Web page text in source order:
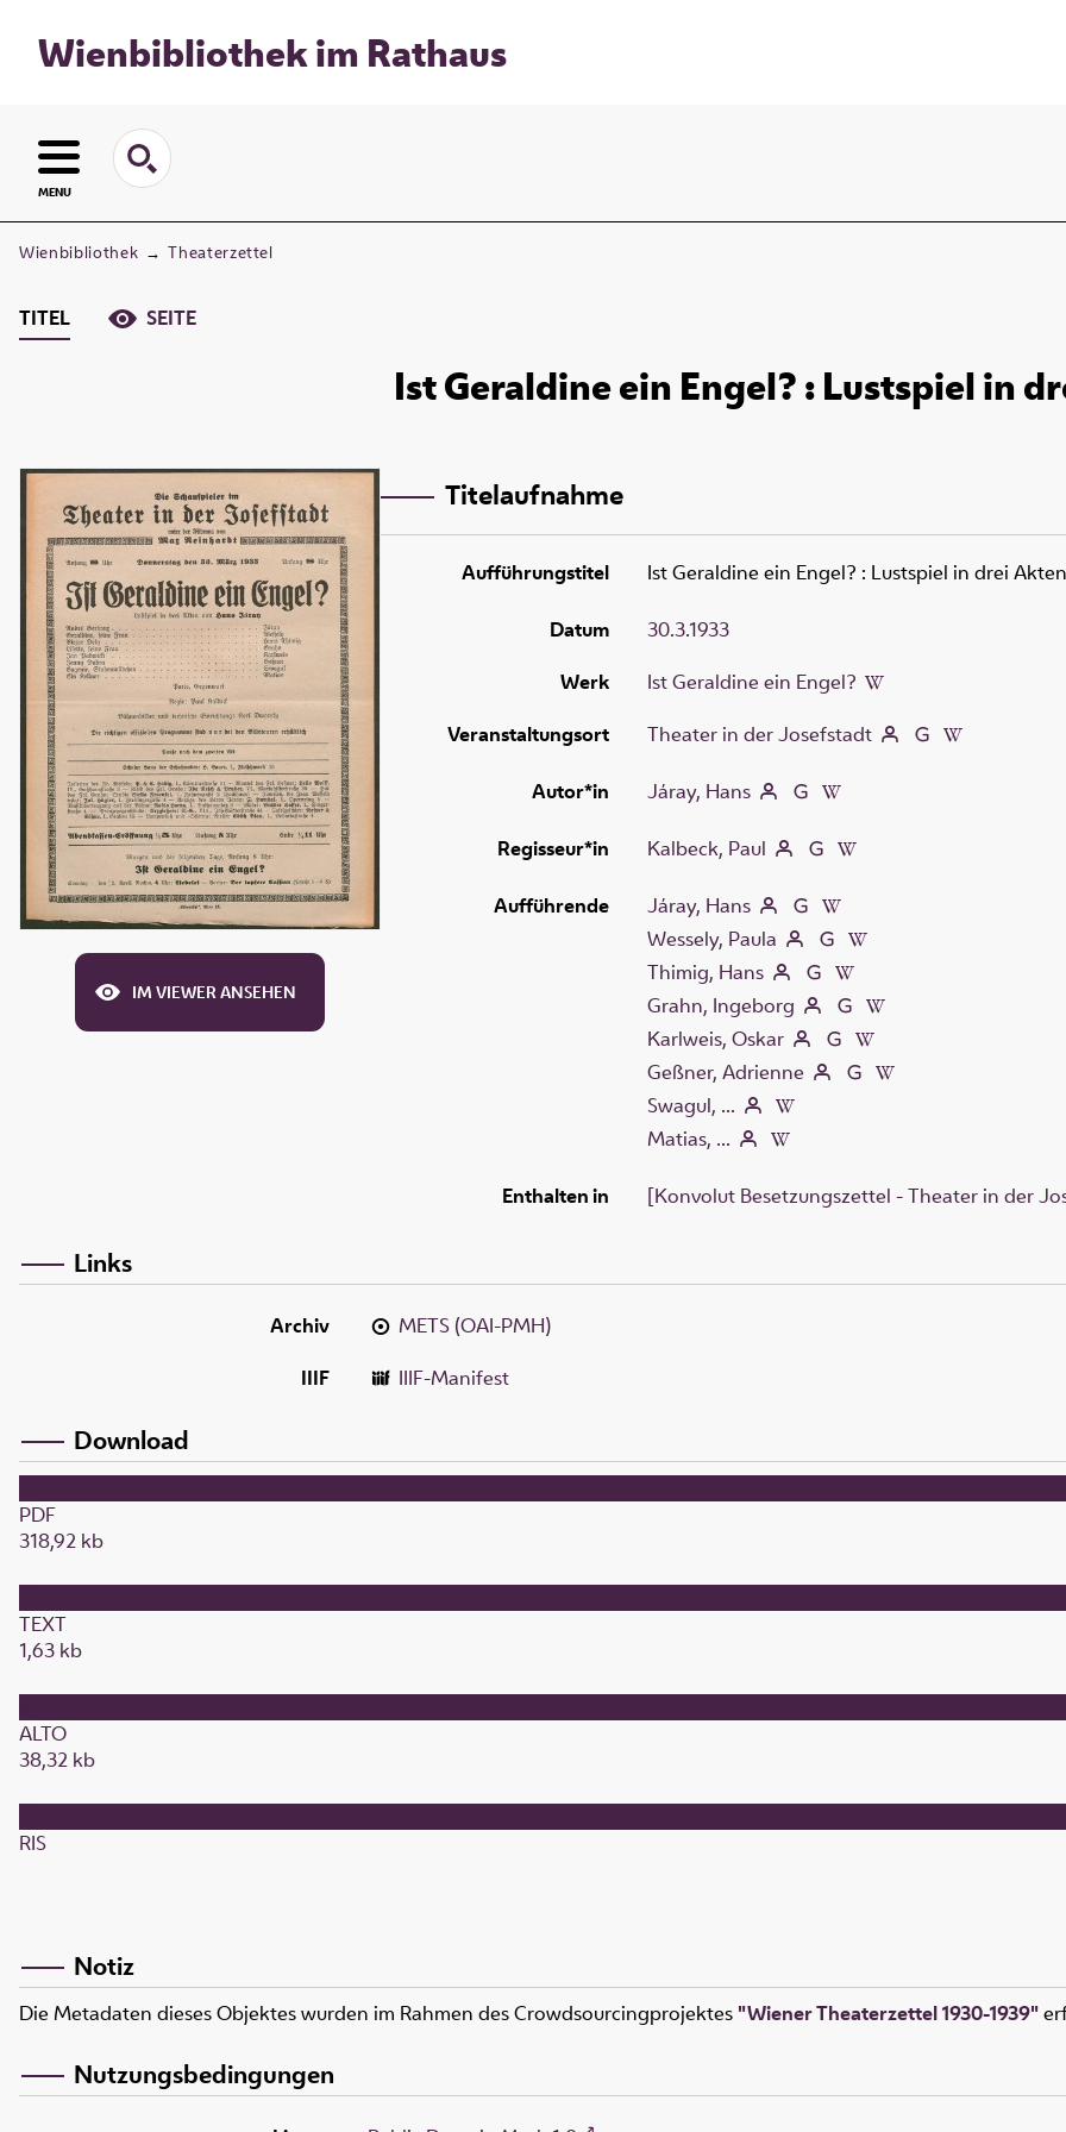
Wienbibliothek im Rathaus
MENU
Wienbibliothek → Theaterzettel
TITEL SEITE
Ist Geraldine ein Engel? : Lustspiel in
IM VIEWER ANSEHEN
Titelaufnahme
Enthalten in [Konvolut Besetzungszettel - Theater in der
Aufführungstitel Ist Geraldine ein Engel? : Lustspiel in drei Akten
Autor*in Járay, Hans
Regisseur*in Kalbeck, Paul
Veranstaltungsort Theater in der Josefstadt
Aufführende
Járay, Hans
Wessely, Paula
Thimig, Hans
Grahn, Ingeborg
Karlweis, Oskar
Geßner, Adrienne
Swagul, ...
Matias, ...
Datum
30.3.1933
Werk
Ist Geraldine ein Engel?
Links
Archiv
METS (OAI-PMH)
IIIF
IIIF-Manifest
Download
PDF
318,92 kb
TEXT
1,63 kb
ALTO
38,32 kb
RIS
Notiz
Die Metadaten dieses Objektes wurden im Rahmen des Crowdsourcingprojektes "Wiener Theaterzettel 1930-1939"
Nutzungsbedingungen